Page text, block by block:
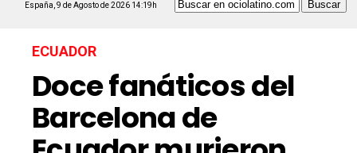
España, 9 de Agosto de 2026 14:19h
ECUADOR
Doce fanáticos del
Barcelona de